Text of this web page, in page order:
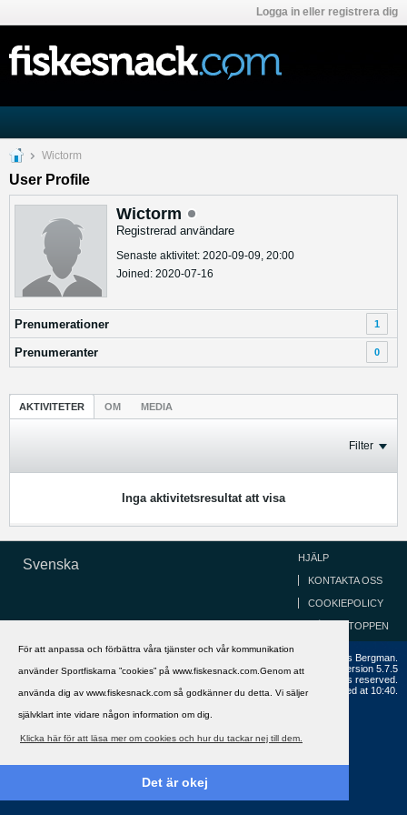
För att anpassa och förbättra våra tjänster och vår kommunikation
använder Sportfiskarna ”cookies” på www.fiskesnack.com.Genom att
använda dig av www.fiskesnack.com så godkänner du detta. Vi säljer
självklart inte vidare någon information om dig.
Klicka här för att läsa mer om cookies och hur du tackar nej till dem.
Det är okej
Logga in eller registrera dig
Wictorm
User Profile
Wictorm
Registrerad användare
Senaste aktivitet: 2020-09-09, 20:00
Joined: 2020-07-16
Prenumerationer 1
Prenumeranter 0
AKTIVITETER OM MEDIA
Filter
Inga aktivitetsresultat att visa
Svenska HJÄLP
KONTAKTA OSS
COOKIEPOLICY
GÅ TILL TOPPEN
Copyright ©2002 - 2021, FiskeSnack.com. Grundad 2002 av Anders Bergman.
Powered byvBulletin®
Version 5.7.5
Copyright © 2026 MH Sub I, LLC dba vBulletin. All rights reserved.
All times are GMT+1. This page was generated at 10:40.